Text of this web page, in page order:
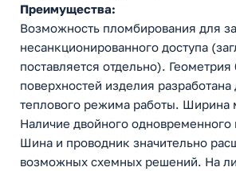
Преимущества:
Возможность пломбирования для
несанкционированного доступа
поставляется отдельно).
поверхностей изделия
теплового режима работы. Ширина
Наличие двойного
Шина и проводник значительно
возможных схемных решений. На